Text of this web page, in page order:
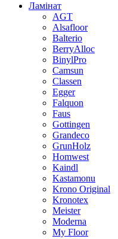
Ламінат
AGT
Alsafloor
Balterio
BerryAlloc
BinylPro
Camsun
Classen
Egger
Falquon
Faus
Gottingen
Grandeco
GrunHolz
Homwest
Kaindl
Kastamonu
Krono Original
Kronotex
Meister
Moderna
My Floor